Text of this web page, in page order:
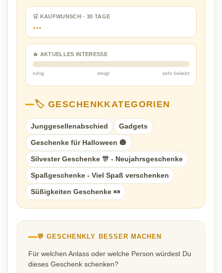
🛒 KAUFWUNSCH · 30 TAGE
…
🔥 AKTUELLES INTERESSE
ruhig steigt sehr beliebt
🏷️ GESCHENKKATEGORIEN
Junggesellenabschied Gadgets
Geschenke für Halloween 🎃
Silvester Geschenke 🎊 - Neujahrsgeschenke
Spaßgeschenke - Viel Spaß verschenken
Süßigkeiten Geschenke 🍬
💬 GESCHENKLY BESSER MACHEN
Für welchen Anlass oder welche Person würdest Du
dieses Geschenk schenken?